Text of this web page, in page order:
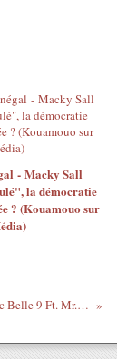
- Macky Sall
la démocratie
? (Kouamouo sur
Swahili songs avec Belle 9 Ft. Mr. Blue - We Ni Wangu